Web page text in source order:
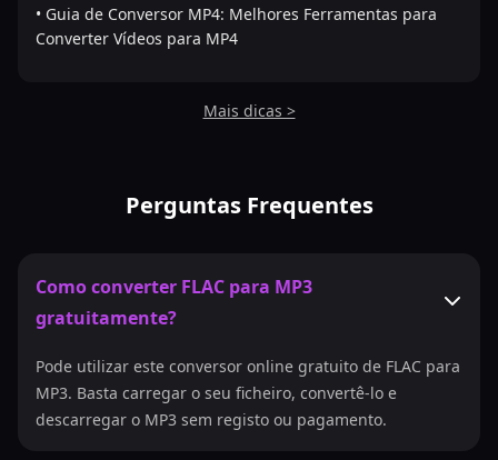
• Guia de Conversor MP4: Melhores Ferramentas para
Converter Vídeos para MP4
Mais dicas >
Perguntas Frequentes
Como converter FLAC para MP3
gratuitamente?
Pode utilizar este conversor online gratuito de FLAC para
MP3. Basta carregar o seu ficheiro, convertê-lo e
descarregar o MP3 sem registo ou pagamento.